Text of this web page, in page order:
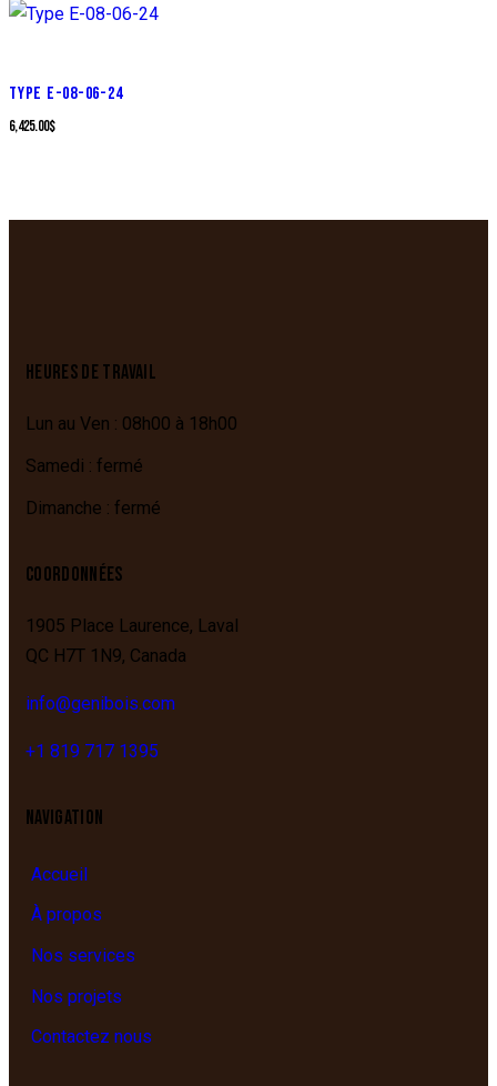
TYPE E-08-06-24
6,425.00$
HEURES DE TRAVAIL
Lun au Ven : 08h00 à 18h00
Samedi : fermé
Dimanche : fermé
COORDONNÉES
1905 Place Laurence, Laval
QC H7T 1N9, Canada
info@genibois.com
+1 819 717 1395
NAVIGATION
Accueil
À propos
Nos services
Nos projets
Contactez nous